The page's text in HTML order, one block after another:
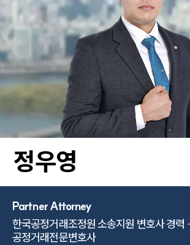
정우영
Partner Attorney
한국공정거래조정원 소송지원 변호사 경력 ·
공정거래전문변호사